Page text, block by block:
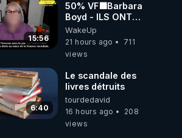
15:56
50% VF🟩Barbara
Boyd - ILS ONT
MENTI SUR TOUT
-Jocelyne
Traduction
WakeUp
21 hours ago
711
views
6:40
Le scandale des
livres détruits
tourdedavid
16 hours ago
208
views